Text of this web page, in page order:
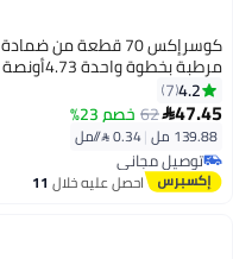
كوسرإكس 70 قطعة من ضمادة
مرطبة بخطوة واحدة 4.73أونصة
سائلة
4.2
7
47.45
62 خصم 23%
139.88 مل |
توصيل مجاني
توصيل مجانياحصل عليه خلال 11